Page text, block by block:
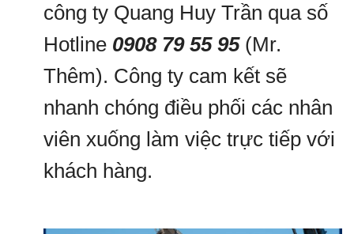
công ty Quang Huy Trần qua số
Hotline 0908 79 55 95(Mr.
Thêm). Công ty cam kết sẽ
nhanh chóng điều phối các nhân
viên xuống làm việc trực tiếp với
khách hàng.